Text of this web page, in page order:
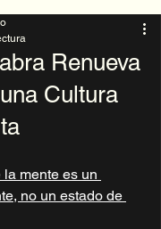
Renueva
Cultura
mente es un
no un estado de